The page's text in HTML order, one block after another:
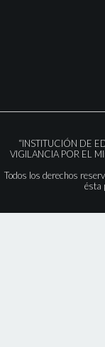
“INSTITUCIÓN DE
VIGILANCIA POR EL
Todos los derechos
ésta